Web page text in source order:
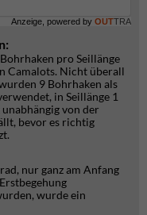
Anzeige, powered by OUTTRA
pro Seillänge
Camalots. Nicht überall
9 Bohrhaken als
in Seillänge 1
von der
bevor es richtig
nur ganz am Anfang
wurde ein